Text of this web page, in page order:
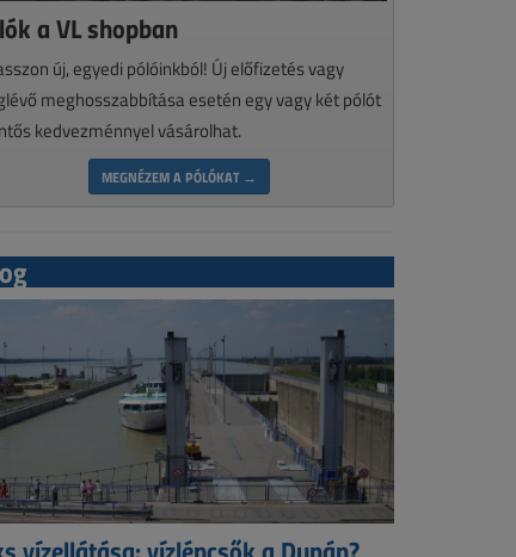
a VL shopban
új, egyedi pólóinkból! Új előfizetés vagy
meghosszabbítása esetén egy vagy két pólót
kedvezménnyel vásárolhat.
MEGNÉZEM A PÓLÓKAT →